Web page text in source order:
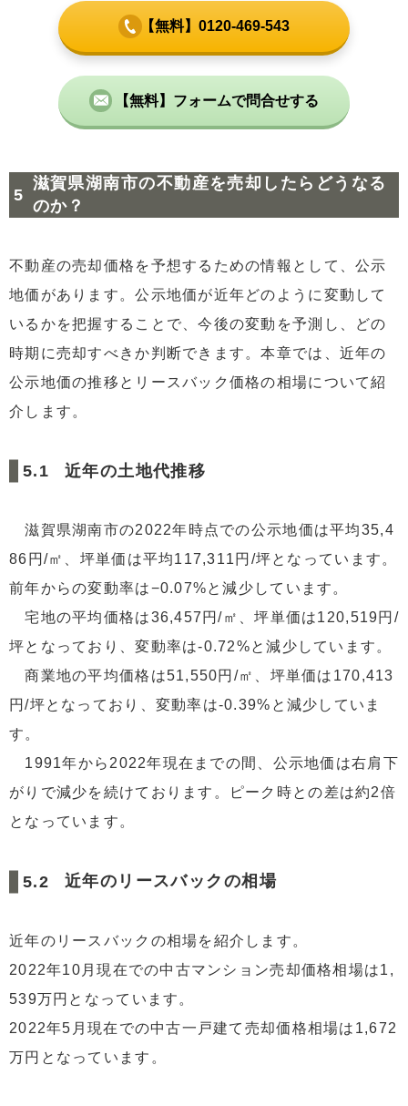
【無料】0120-469-543
【無料】フォームで問合せする
滋賀県湖南市の不動産を売却したらどうなる
のか？
不動産の売却価格を予想するための情報として、公示
地価があります。公示地価が近年どのように変動して
いるかを把握することで、今後の変動を予測し、どの
時期に売却すべきか判断できます。本章では、近年の
公示地価の推移とリースバック価格の相場について紹
介します。
近年の土地代推移
滋賀県湖南市の2022年時点での公示地価は平均35,4
86円/㎡、坪単価は平均117,311円/坪となっています。
前年からの変動率は−0.07%と減少しています。
宅地の平均価格は36,457円/㎡、坪単価は120,519円/
坪となっており、変動率は-0.72%と減少しています。
商業地の平均価格は51,550円/㎡、坪単価は170,413
円/坪となっており、変動率は-0.39%と減少していま
す。
1991年から2022年現在までの間、公示地価は右肩下
がりで減少を続けております。ピーク時との差は約2倍
となっています。
近年のリースバックの相場
近年のリースバックの相場を紹介します。
2022年10月現在での中古マンション売却価格相場は1,
539万円となっています。
2022年5月現在での中古一戸建て売却価格相場は1,672
万円となっています。